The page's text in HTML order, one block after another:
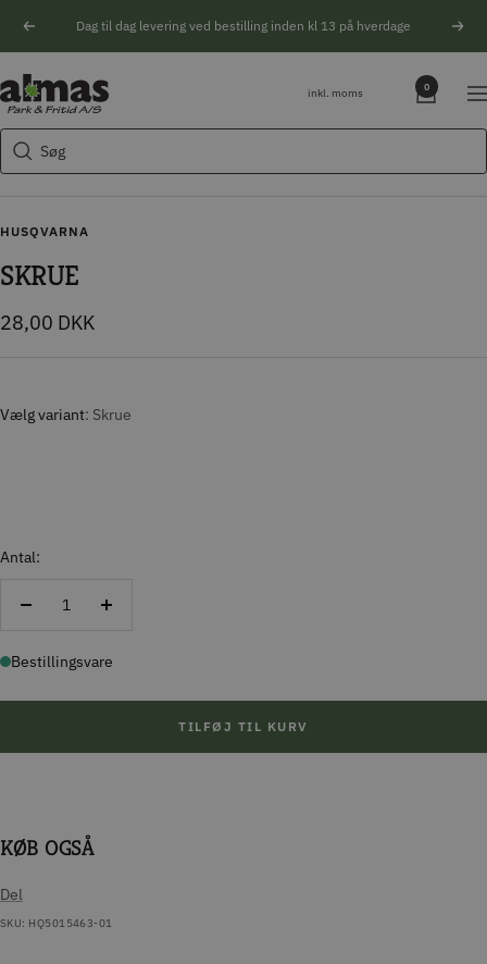
Forrige Dag til dag levering ved bestilling inden kl 13 på hverdage
Søg
Almas
Park
&
Fritid
inkl. moms 0
HUSQVARNA
SKRUE
Tilbudspris
28,00 DKK
Vælg variant Skrue
Antal:
Reducer
Forøg
Bestillingsvare
TILFØJ TIL KURV
KØB OGSÅ
Del
SKU: HQ5015463-01
Søgeforslag
Husqvarna motorsav
Kikkert
Blink